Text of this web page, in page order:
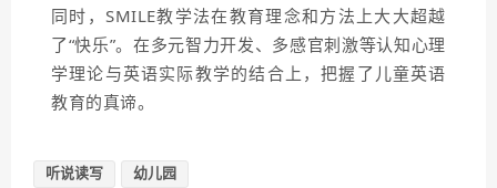
同时，SMILE教学法在教育理念和方法上大大超越
了“快乐”。在多元智力开发、多感官刺激等认知心理
学理论与英语实际教学的结合上，把握了儿童英语
教育的真谛。
听说读写 幼儿园